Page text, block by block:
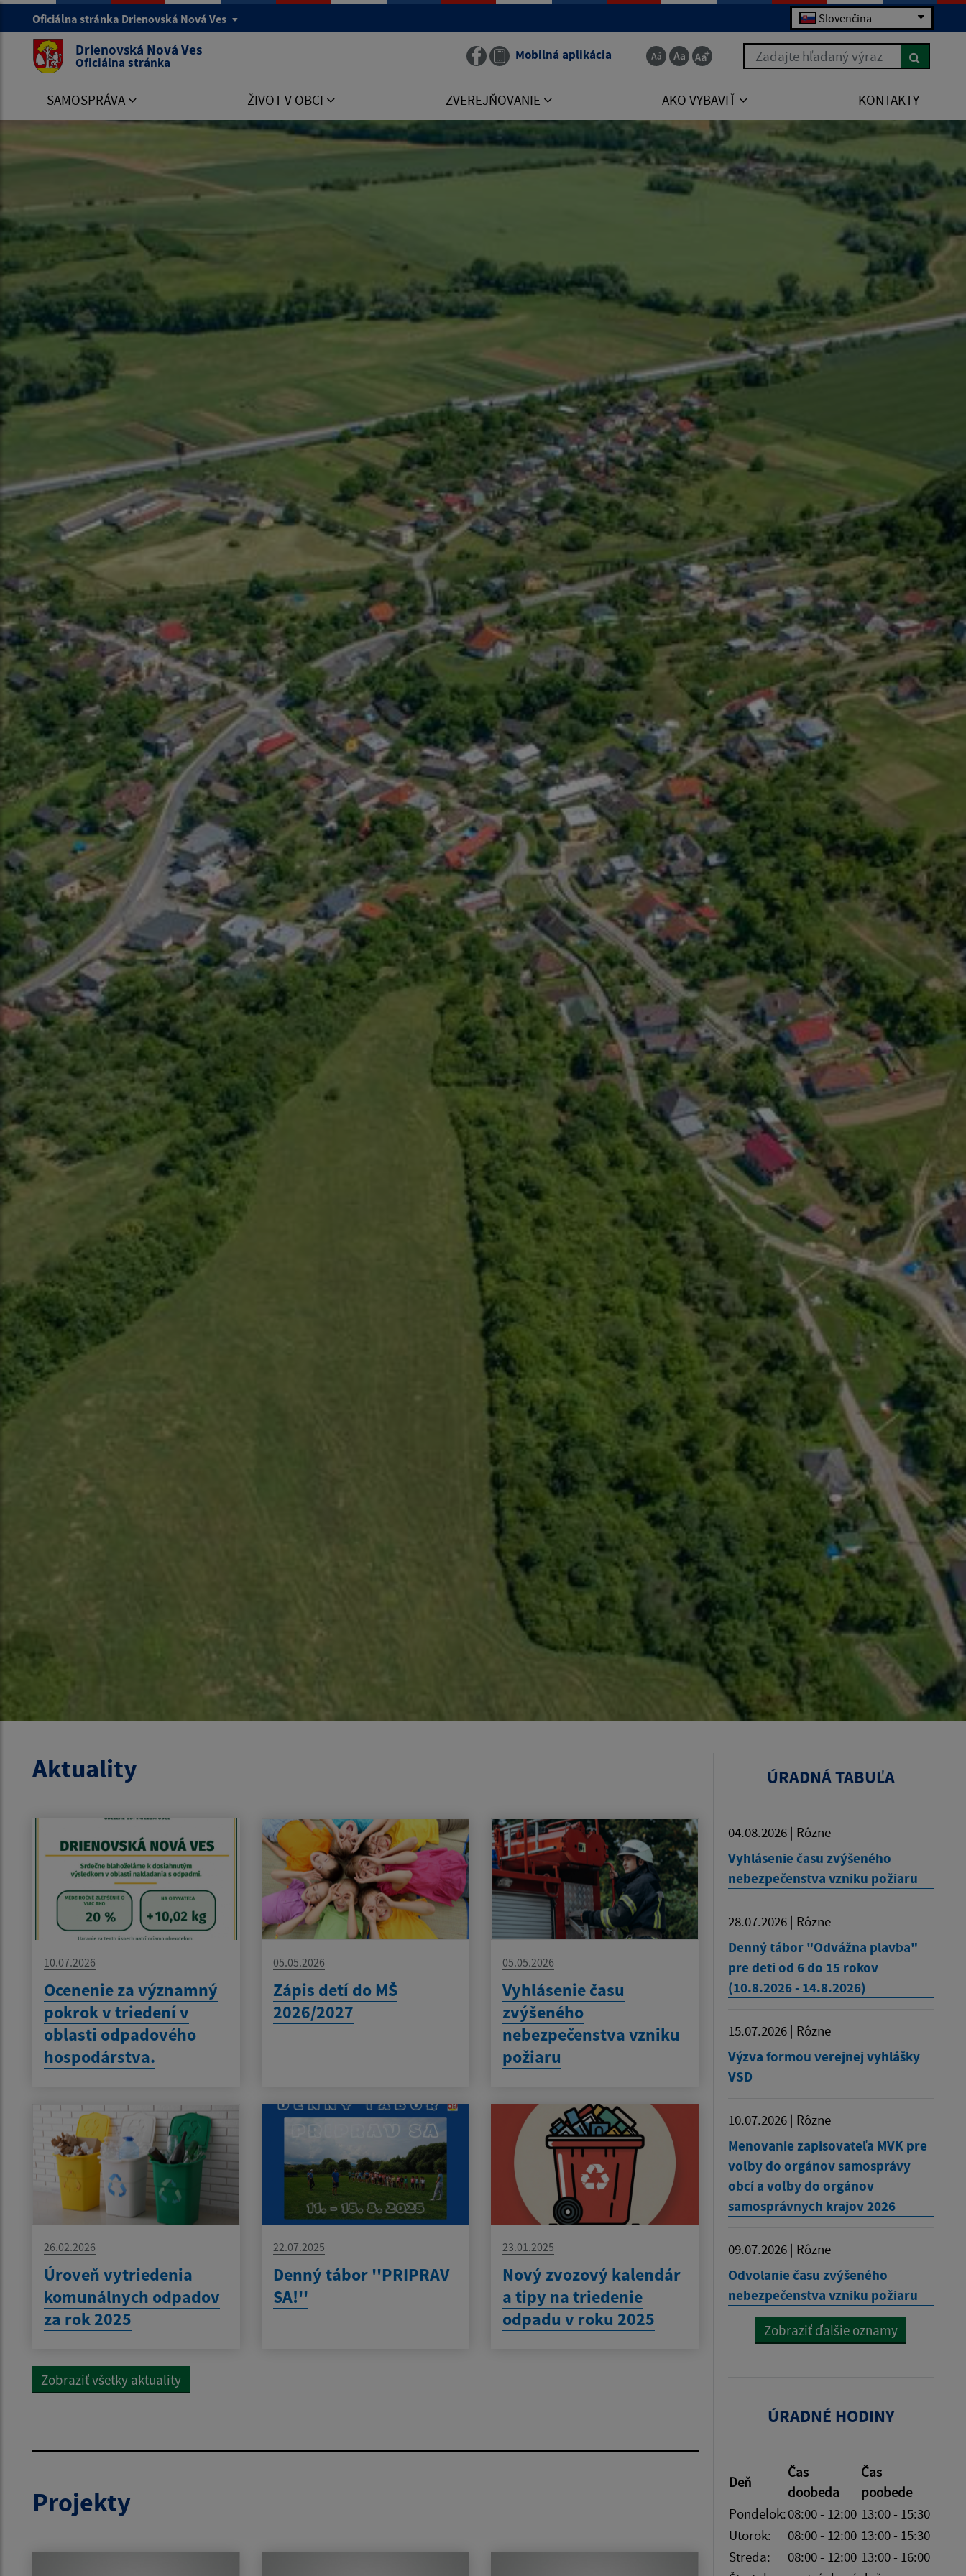
Oficiálna stránka Drienovská Nová Ves Slovenčina
Drienovská Nová Ves
Oficiálna stránka Mobilná aplikácia Zadajte hľadaný výraz
SAMOSPRÁVA ŽIVOT V OBCI ZVEREJŇOVANIE AKO VYBAVIŤ KONTAKTY
Aktuality
10.07.2026
Ocenenie za významný
pokrok v triedení v
oblasti odpadového
hospodárstva.
05.05.2026
Zápis detí do MŠ
2026/2027
05.05.2026
Vyhlásenie času
zvýšeného
nebezpečenstva vzniku
požiaru
26.02.2026
Úroveň vytriedenia
komunálnych odpadov
za rok 2025
22.07.2025
Denný tábor ''PRIPRAV
SA!''
23.01.2025
Nový zvozový kalendár
a tipy na triedenie
odpadu v roku 2025
Zobraziť všetky aktuality
Projekty
ÚRADNÁ TABUĽA
04.08.2026 | Rôzne
Vyhlásenie času zvýšeného
nebezpečenstva vzniku požiaru
28.07.2026 | Rôzne
Denný tábor "Odvážna plavba"
pre deti od 6 do 15 rokov
(10.8.2026 - 14.8.2026)
15.07.2026 | Rôzne
Výzva formou verejnej vyhlášky
VSD
10.07.2026 | Rôzne
Menovanie zapisovateľa MVK pre
voľby do orgánov samosprávy
obcí a voľby do orgánov
samosprávnych krajov 2026
09.07.2026 | Rôzne
Odvolanie času zvýšeného
nebezpečenstva vzniku požiaru
Zobraziť ďalšie oznamy
ÚRADNÉ HODINY
Deň
Čas
doobeda
Čas
poobede
Pondelok:08:00 - 12:00 13:00 - 15:30
Utorok:
08:00 - 12:00 13:00 - 15:30
Streda:
08:00 - 12:00 13:00 - 16:00